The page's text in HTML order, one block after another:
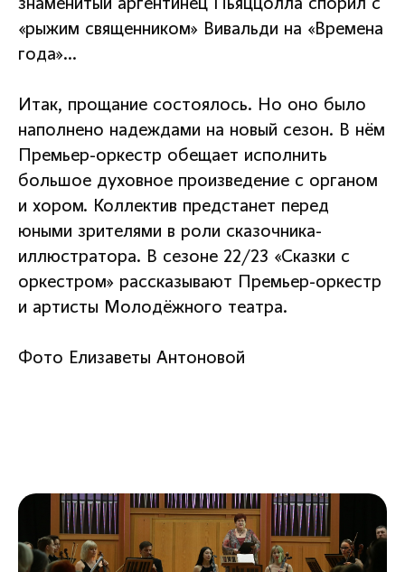
знаменитый аргентинец Пьяццолла спорил с
«рыжим священником» Вивальди на «Времена
года»…
Итак, прощание состоялось. Но оно было
наполнено надеждами на новый сезон. В нём
Премьер-оркестр обещает исполнить
большое духовное произведение с органом
и хором. Коллектив предстанет перед
юными зрителями в роли сказочника-
иллюстратора. В сезоне 22/23 «Сказки с
оркестром» рассказывают Премьер-оркестр
и артисты Молодёжного театра.
Фото Елизаветы Антоновой